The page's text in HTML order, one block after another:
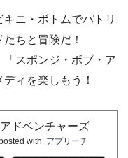
キニ・ボトムでパトリ
ちと冒険だ！
スポンジ・ボブ・ア
ィを楽しもう！
ドベンチャーズ
with アプリーチ